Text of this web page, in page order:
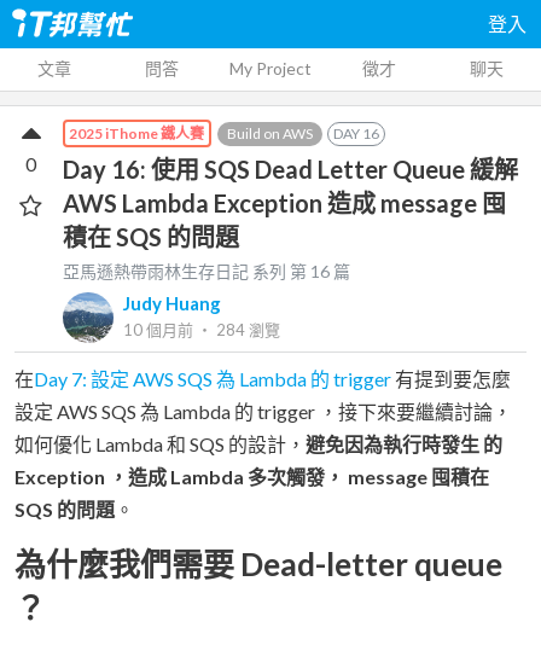
登入
文章 問答 My Project 徵才 聊天
2025 iThome 鐵人賽 Build on AWS DAY 16
Day 16: 使用 SQS Dead Letter Queue 緩解
AWS Lambda Exception 造成 message 囤
積在 SQS 的問題
亞馬遜熱帶雨林生存日記 系列 第 16 篇
Judy Huang
10 個月前 ‧ 284瀏覽
0
在Day 7: 設定 AWS SQS 為 Lambda 的 trigger 有提到要怎麼
設定 AWS SQS 為 Lambda 的 trigger ，接下來要繼續討論，
如何優化 Lambda 和 SQS 的設計， 避免因為執行時發生 的
Exception ，造成 Lambda 多次觸發， message 囤積在
SQS 的問題 。
為什麼我們需要 Dead-letter queue
？